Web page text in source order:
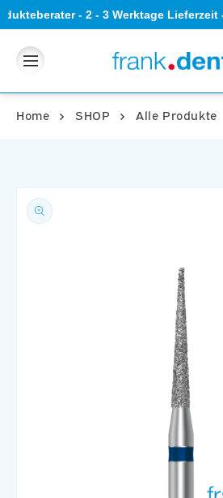
- 2 - 3 Werktage Lieferzeit
Direkt
zum
Home SHOP Alle Produkte